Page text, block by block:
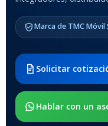
Marca de TMC Móvil
Solicitar
Hablar con un